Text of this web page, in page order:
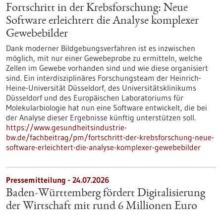
Fortschritt in der Krebsforschung: Neue
Software erleichtert die Analyse komplexer
Gewebebilder
Dank moderner Bildgebungsverfahren ist es inzwischen
möglich, mit nur einer Gewebeprobe zu ermitteln, welche
Zellen im Gewebe vorhanden sind und wie diese organisiert
sind. Ein interdisziplinäres Forschungsteam der Heinrich-
Heine-Universität Düsseldorf, des Universitätsklinikums
Düsseldorf und des Europäischen Laboratoriums für
Molekularbiologie hat nun eine Software entwickelt, die bei
der Analyse dieser Ergebnisse künftig unterstützen soll.
https://www.gesundheitsindustrie-
bw.de/fachbeitrag/pm/fortschritt-der-krebsforschung-neue-
software-erleichtert-die-analyse-komplexer-gewebebilder
Pressemitteilung - 24.07.2026
Baden-Württemberg fördert Digitalisierung
der Wirtschaft mit rund 6 Millionen Euro